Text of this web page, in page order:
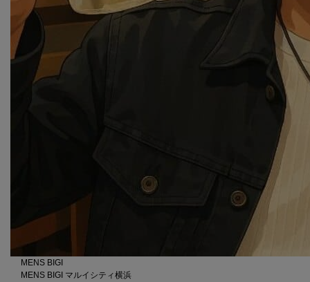
MENS BIGI
MENS BIGI マルイシティ横浜